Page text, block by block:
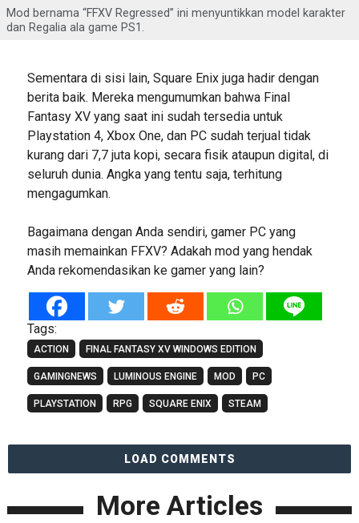
Mod bernama “FFXV Regressed” ini menyuntikkan model karakter
dan Regalia ala game PS1.
Sementara di sisi lain, Square Enix juga hadir dengan
berita baik. Mereka mengumumkan bahwa Final
Fantasy XV yang saat ini sudah tersedia untuk
Playstation 4, Xbox One, dan PC sudah terjual tidak
kurang dari 7,7 juta kopi, secara fisik ataupun digital, di
seluruh dunia. Angka yang tentu saja, terhitung
mengagumkan.
Bagaimana dengan Anda sendiri, gamer PC yang
masih memainkan FFXV? Adakah mod yang hendak
Anda rekomendasikan ke gamer yang lain?
Tags:
ACTION FINAL FANTASY XV WINDOWS EDITION
GAMINGNEWS LUMINOUS ENGINE MOD PC
PLAYSTATION RPG SQUARE ENIX STEAM
LOAD COMMENTS
More Articles